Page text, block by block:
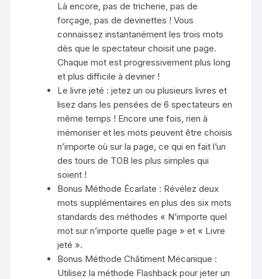
Là encore, pas de tricherie, pas de
forçage, pas de devinettes ! Vous
connaissez instantanément les trois mots
dès que le spectateur choisit une page.
Chaque mot est progressivement plus long
et plus difficile à deviner !
Le livre jeté : jetez un ou plusieurs livres et
lisez dans les pensées de 6 spectateurs en
même temps ! Encore une fois, rien à
mémoriser et les mots peuvent être choisis
n’importe où sur la page, ce qui en fait l’un
des tours de TOB les plus simples qui
soient !
Bonus Méthode Écarlate : Révélez deux
mots supplémentaires en plus des six mots
standards des méthodes « N’importe quel
mot sur n’importe quelle page » et « Livre
jeté ».
Bonus Méthode Châtiment Mécanique :
Utilisez la méthode Flashback pour jeter un